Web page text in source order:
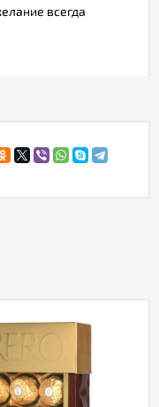
всегда